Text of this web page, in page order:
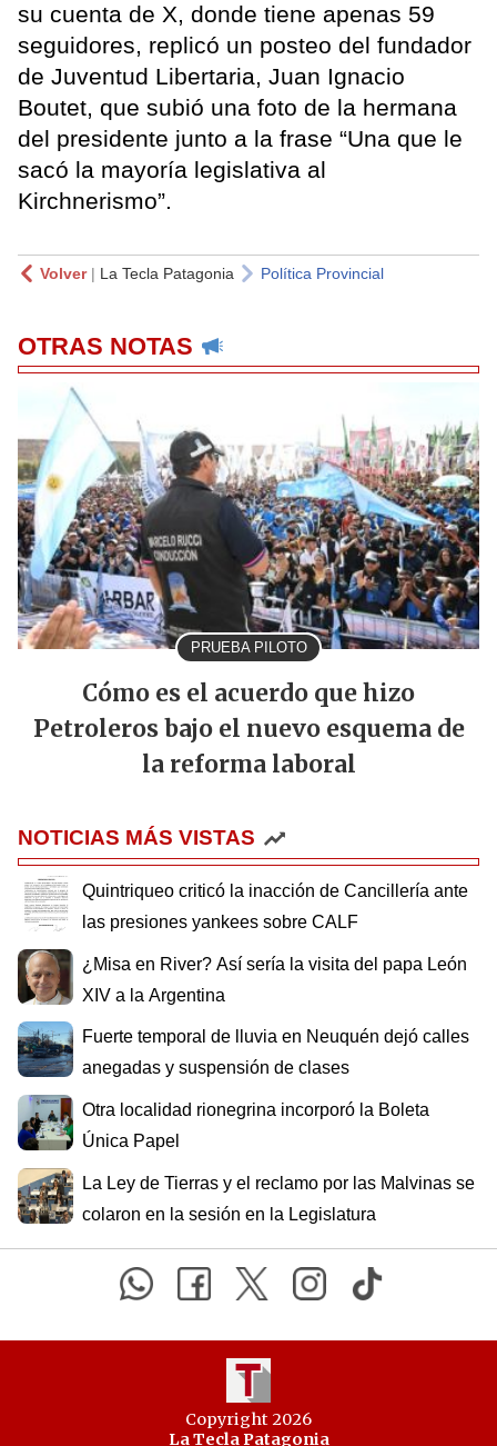
su cuenta de X, donde tiene apenas 59
seguidores, replicó un posteo del fundador
de Juventud Libertaria, Juan Ignacio
Boutet, que subió una foto de la hermana
del presidente junto a la frase “Una que le
sacó la mayoría legislativa al
Kirchnerismo”.
Volver| La Tecla Patagonia Política Provincial
OTRAS NOTAS
PRUEBA PILOTO
Cómo es el acuerdo que hizo
Petroleros bajo el nuevo esquema de
la reforma laboral
NOTICIAS MÁS VISTAS
Quintriqueo criticó la inacción de Cancillería ante
las presiones yankees sobre CALF
¿Misa en River? Así sería la visita del papa León
XIV a la Argentina
Fuerte temporal de lluvia en Neuquén dejó calles
anegadas y suspensión de clases
Otra localidad rionegrina incorporó la Boleta
Única Papel
La Ley de Tierras y el reclamo por las Malvinas se
colaron en la sesión en la Legislatura
Copyright 2026
La Tecla Patagonia